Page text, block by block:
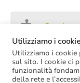
ULTIME NOTIZIE
Utilizziamo i
Utilizziamo i cookie
sul sito. I cookie ci
funzionalità
della rete e